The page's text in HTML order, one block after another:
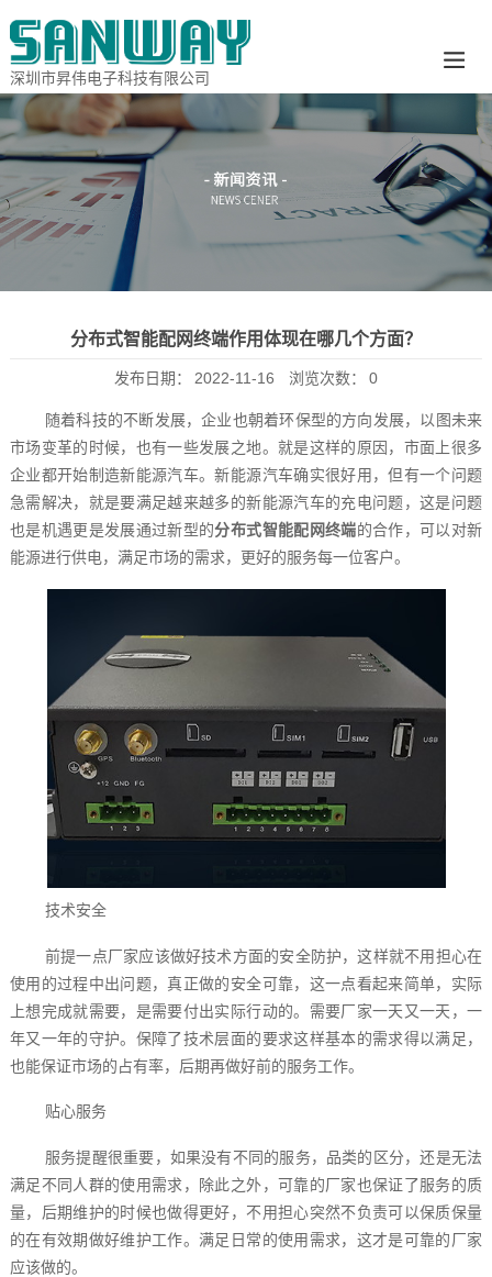
深圳市昇伟电子科技有限公司
分布式智能配网终端作用体现在哪几个方面？
发布日期： 2022-11-16 浏览次数： 0
随着科技的不断发展，企业也朝着环保型的方向发展，以图未来
市场变革的时候，也有一些发展之地。就是这样的原因，市面上很多
企业都开始制造新能源汽车。新能源汽车确实很好用，但有一个问题
急需解决，就是要满足越来越多的新能源汽车的充电问题，这是问题
也是机遇更是发展通过新型的分布式智能配网终端的合作，可以对新
能源进行供电，满足市场的需求，更好的服务每一位客户。
技术安全
前提一点厂家应该做好技术方面的安全防护，这样就不用担心在
使用的过程中出问题，真正做的安全可靠，这一点看起来简单，实际
上想完成就需要，是需要付出实际行动的。需要厂家一天又一天，一
年又一年的守护。保障了技术层面的要求这样基本的需求得以满足，
也能保证市场的占有率，后期再做好前的服务工作。
贴心服务
服务提醒很重要，如果没有不同的服务，品类的区分，还是无法
满足不同人群的使用需求，除此之外，可靠的厂家也保证了服务的质
量，后期维护的时候也做得更好，不用担心突然不负责可以保质保量
的在有效期做好维护工作。满足日常的使用需求，这才是可靠的厂家
应该做的。